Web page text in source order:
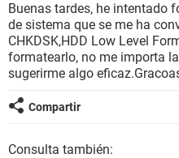
Buenas tardes, he intentado
de sistema que se me ha
CHKDSK,HDD Low Level
formatearlo, no me importa
sugerirme algo
Compartir
Consulta también: